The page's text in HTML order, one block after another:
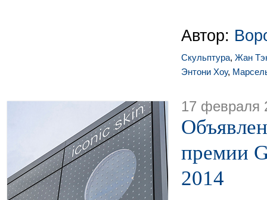
Автор:
Скульптура, Жан
Энтони Хоу,
17 февраля
премии
2014